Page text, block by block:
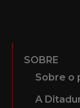
SOBRE
Sobre o
A